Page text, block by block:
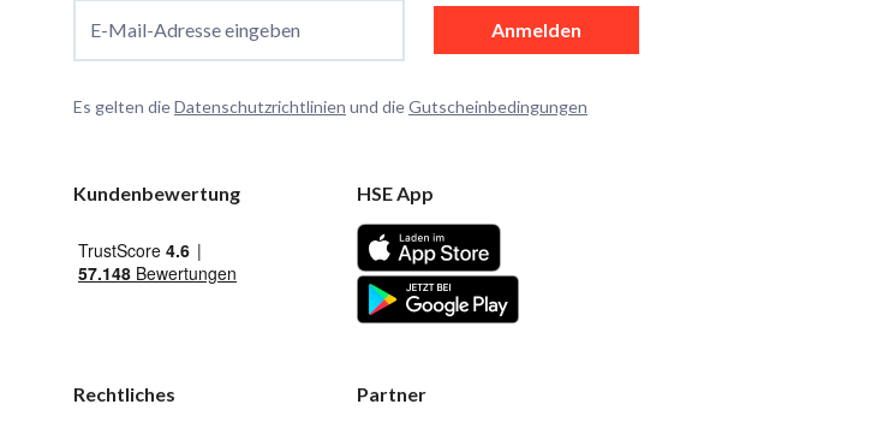
E-Mail-Adresse eingeben Anmelden
Es gelten dieDatenschutzrichtlinien und dieGutscheinbedingungen
Kundenbewertung HSE App
Rechtliches Partner